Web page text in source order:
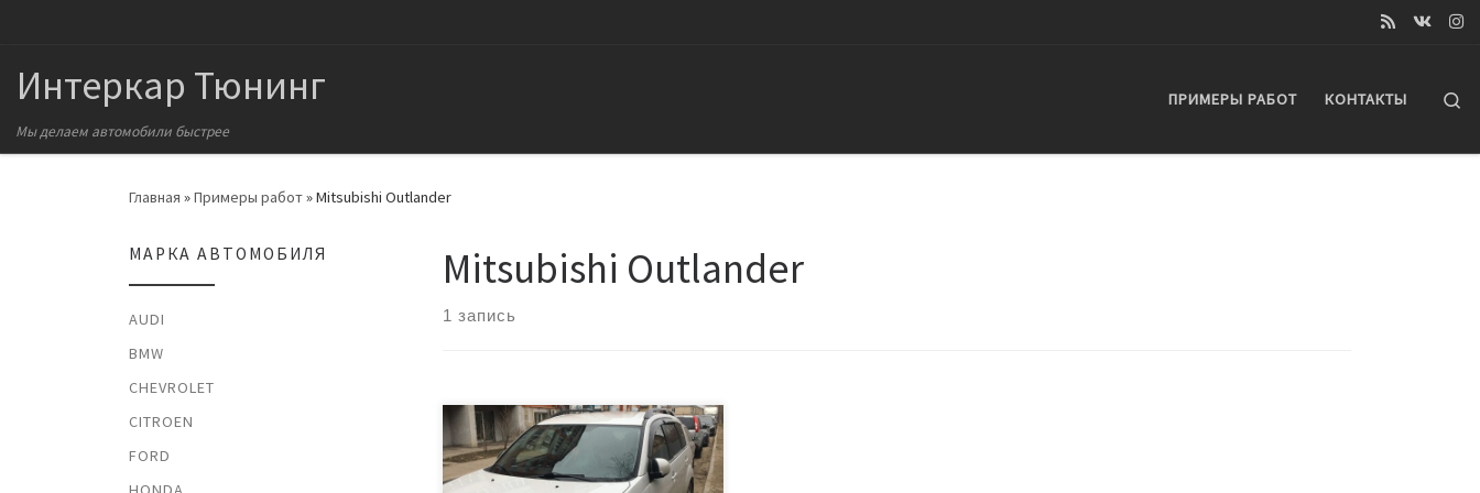
Интеркар Тюнинг
Мы делаем автомобили быстрее
ПРИМЕРЫ РАБОТ КОНТАКТЫ
Главная »Примеры работ»Mitsubishi Outlander
Mitsubishi Outlander
1 запись
Автомобиль Митсубиши Оутлендер
с мотором 3 литра V6. Пробег
139000 км. Владелец стал ощущать
МАРКА АВТОМОБИЛЯ
AUDI
BMW
CHEVROLET
CITROEN
FORD